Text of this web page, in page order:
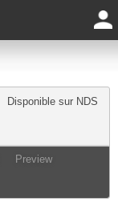
Disponible sur NDS
Preview